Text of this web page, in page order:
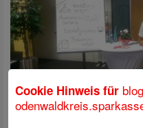
Cookie Hinweis für